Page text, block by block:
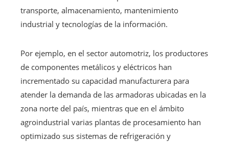
transporte, almacenamiento, mantenimiento
industrial y tecnologías de la información.
Por ejemplo, en el sector automotriz, los productores
de componentes metálicos y eléctricos han
incrementado su capacidad manufacturera para
atender la demanda de las armadoras ubicadas en la
zona norte del país, mientras que en el ámbito
agroindustrial varias plantas de procesamiento han
optimizado sus sistemas de refrigeración y